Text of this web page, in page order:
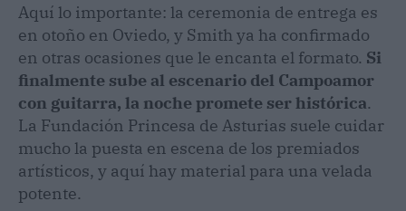
Aquí lo importante: la ceremonia de entrega es
en otoño en Oviedo, y Smith ya ha confirmado
en otras ocasiones que le encanta el formato. Si
finalmente sube al escenario del Campoamor
con guitarra, la noche promete ser histórica.
La Fundación Princesa de Asturias suele cuidar
mucho la puesta en escena de los premiados
artísticos, y aquí hay material para una velada
potente.